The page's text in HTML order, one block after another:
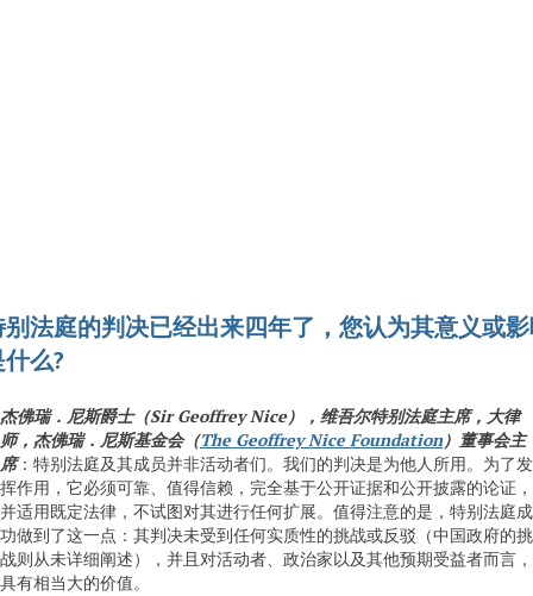
法庭的判决已经出来四年了，您认为其意义或
么?
杰佛瑞．尼斯爵士（Sir Geoffrey Nice），维吾尔特别法庭主席，大律
师，杰佛瑞．尼斯基金会（The Geoffrey Nice Foundation）董事会主
席：特别法庭及其成员并非活动者们。我们的判决是为他人所用。为了发
挥作用，它必须可靠、值得信赖，完全基于公开证据和公开披露的论证，
并适用既定法律，不试图对其进行任何扩展。值得注意的是，特别法庭成
功做到了这一点：其判决未受到任何实质性的挑战或反驳（中国政府的挑
战则从未详细阐述），并且对活动者、政治家以及其他预期受益者而言，
具有相当大的价值。